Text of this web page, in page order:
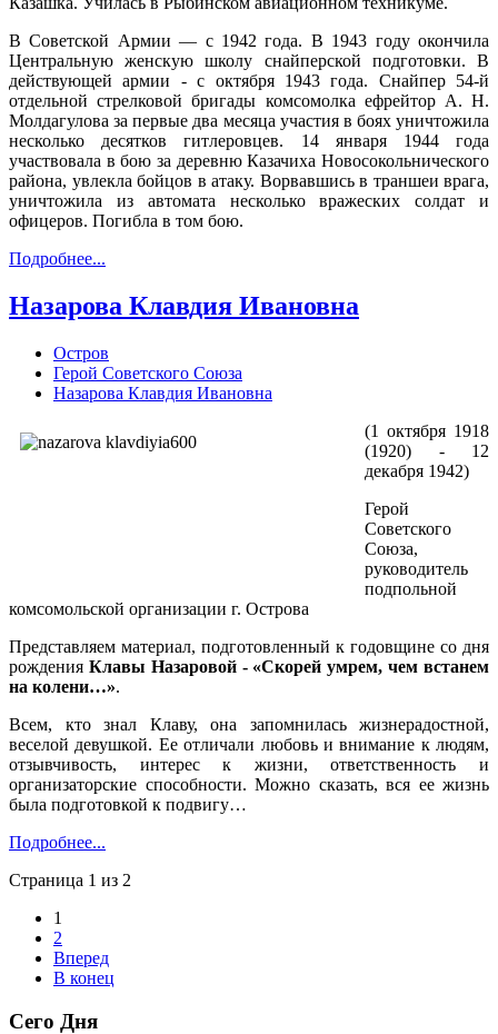
В Советской Армии — с 1942 года. В 1943 году окончила
Цент­ральную женскую школу снайперской подготовки. В
действую­щей армии - с октября 1943 года. Снайпер 54-й
отдельной стрел­ковой бригады комсомолка ефрейтор А. Н.
Молдагулова за первые два месяца участия в боях уничтожила
несколько десятков гитле­ровцев. 14 января 1944 года
участвовала в бою за деревню Казачиха Новосокольнического
района, увлекла бойцов в атаку. Ворвав­шись в траншеи врага,
уничтожила из автомата несколько вражес­ких солдат и
офицеров. Погибла в том бою.
Подробнее...
Назарова Клавдия Ивановна
Остров
Герой Советского Союза
Назарова Клавдия Ивановна
(1 октября 1918
(1920) - 12
декабря 1942)
Герой
Советского
Союза,
руководитель
подпольной
комсомольской организации г. Острова
Представляем материал, подготовленный к годовщине со дня
рождения Клавы Назаровой - «Скорей умрем, чем встанем
на колени…».
Всем, кто знал Клаву, она запомнилась жизнерадостной,
веселой девушкой. Ее отличали любовь и внимание к людям,
отзывчивость, интерес к жизни, ответственность и
организаторские способности. Можно сказать, вся ее жизнь
была подготовкой к подвигу…
Подробнее...
Страница 1 из 2
1
2
Вперед
В конец
Сего Дня